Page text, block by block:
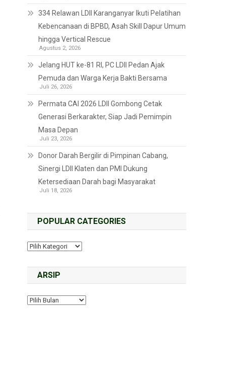
334 Relawan LDII Karanganyar Ikuti Pelatihan
Kebencanaan di BPBD, Asah Skill Dapur Umum
hingga Vertical Rescue
Agustus 2, 2026
Jelang HUT ke-81 RI, PC LDII Pedan Ajak
Pemuda dan Warga Kerja Bakti Bersama
Juli 26, 2026
Permata CAI 2026 LDII Gombong Cetak
Generasi Berkarakter, Siap Jadi Pemimpin
Masa Depan
Juli 23, 2026
Donor Darah Bergilir di Pimpinan Cabang,
Sinergi LDII Klaten dan PMI Dukung
Ketersediaan Darah bagi Masyarakat
Juli 18, 2026
POPULAR CATEGORIES
ARSIP